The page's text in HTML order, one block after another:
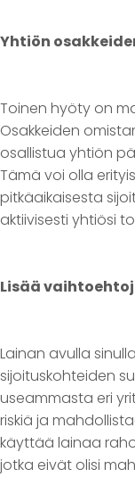
Yhtiön
Toinen hyöty on
Osakkeiden
osallistua yhtiön
Tämä voi olla
pitkäaikaisesta
aktiivisesti yhtiösi
Lisää
Lainan avulla
sijoituskohteiden
useammasta eri
riskiä ja
käyttää lainaa
jotka eivät olisi